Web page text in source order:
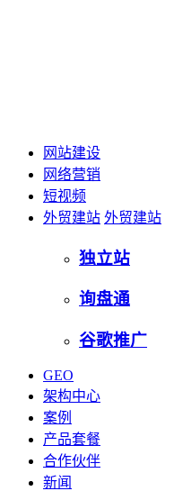
网站建设
网络营销
短视频
外贸建站 外贸建站
独立站
询盘通
谷歌推广
GEO
架构中心
案例
产品套餐
合作伙伴
新闻